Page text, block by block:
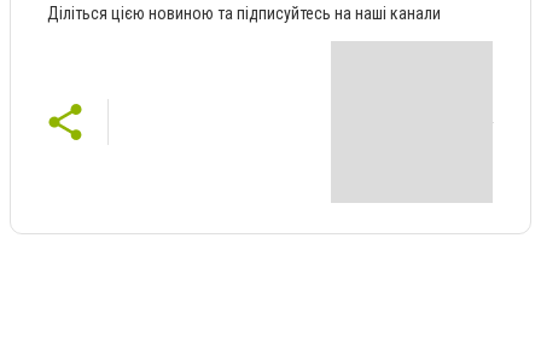
Діліться цією новиною та підписуйтесь на наші канали